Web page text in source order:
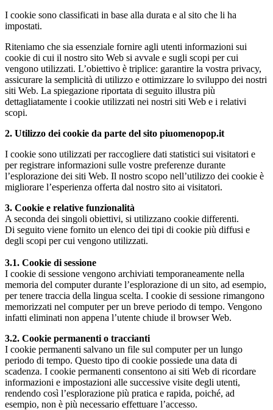
I cookie sono classificati in base alla durata e al sito che li ha
impostati.
Riteniamo che sia essenziale fornire agli utenti informazioni sui
cookie di cui il nostro sito Web si avvale e sugli scopi per cui
vengono utilizzati. L’obiettivo è triplice: garantire la vostra privacy,
assicurare la semplicità di utilizzo e ottimizzare lo sviluppo dei nostri
siti Web. La spiegazione riportata di seguito illustra più
dettagliatamente i cookie utilizzati nei nostri siti Web e i relativi
scopi.
2. Utilizzo dei cookie da parte del sito piuomenopop.it
I cookie sono utilizzati per raccogliere dati statistici sui visitatori e
per registrare informazioni sulle vostre preferenze durante
l’esplorazione dei siti Web. Il nostro scopo nell’utilizzo dei cookie è
migliorare l’esperienza offerta dal nostro sito ai visitatori.
3. Cookie e relative funzionalità
A seconda dei singoli obiettivi, si utilizzano cookie differenti.
Di seguito viene fornito un elenco dei tipi di cookie più diffusi e
degli scopi per cui vengono utilizzati.
3.1. Cookie di sessione
I cookie di sessione vengono archiviati temporaneamente nella
memoria del computer durante l’esplorazione di un sito, ad esempio,
per tenere traccia della lingua scelta. I cookie di sessione rimangono
memorizzati nel computer per un breve periodo di tempo. Vengono
infatti eliminati non appena l’utente chiude il browser Web.
3.2. Cookie permanenti o traccianti
I cookie permanenti salvano un file sul computer per un lungo
periodo di tempo. Questo tipo di cookie possiede una data di
scadenza. I cookie permanenti consentono ai siti Web di ricordare
informazioni e impostazioni alle successive visite degli utenti,
rendendo così l’esplorazione più pratica e rapida, poiché, ad
esempio, non è più necessario effettuare l’accesso.